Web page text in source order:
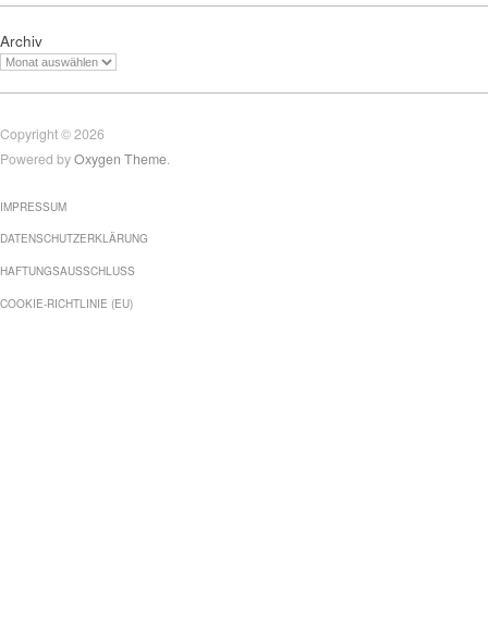
Archiv
Copyright © 2026
Powered byOxygen Theme
IMPRESSUM
DATENSCHUTZERKLÄRUNG
HAFTUNGSAUSSCHLUSS
COOKIE-RICHTLINIE (EU)